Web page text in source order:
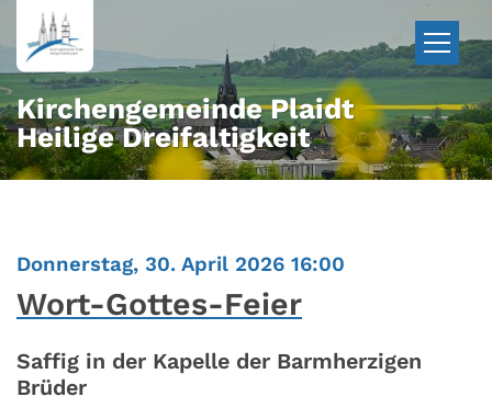
Zum Inhalt springen
Kirchengemeinde Plaidt
Heilige Dreifaltigkeit
Donnerstag, 30. April 2026 16:00
Wort-Gottes-Feier
Saffig in der Kapelle der Barmherzigen
Brüder